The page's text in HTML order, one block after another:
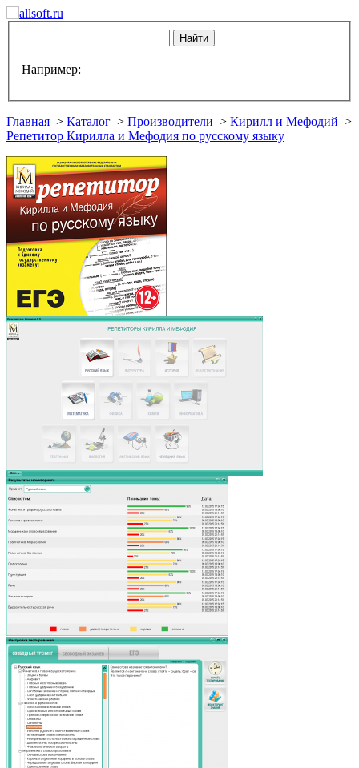
Например:
Главная > Каталог > Производители > Кирилл и Мефодий >
Репетитор Кирилла и Мефодия по русскому языку